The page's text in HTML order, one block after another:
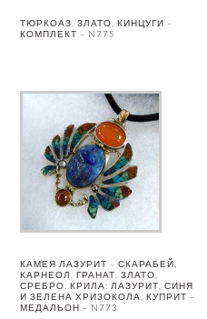
ТЮРКОАЗ, ЗЛАТО, КИНЦУГИ –
КОМПЛЕКТ – N775
КАМЕЯ ЛАЗУРИТ – СКАРАБЕЙ,
КАРНЕОЛ, ГРАНАТ, ЗЛАТО,
СРЕБРО. КРИЛА: ЛАЗУРИТ, СИНЯ
И ЗЕЛЕНА ХРИЗОКОЛА, КУПРИТ –
МЕДАЛЬОН – N773